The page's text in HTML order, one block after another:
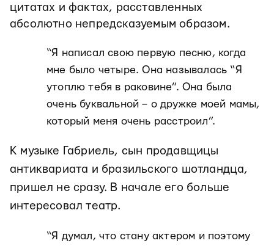
цитатах и фактах, расставленных
абсолютно непредсказуемым образом.
“Я написал свою первую песню, когда
мне было четыре. Она называлась “Я
утоплю тебя в раковине”. Она была
очень буквальной– о дружке моей мамы,
который меня очень расстроил”.
К музыке Габриель, сын продавщицы
антиквариата и бразильского шотландца,
пришел не сразу. В начале его больше
интересовал театр.
“Я думал, что стану актером и поэтому